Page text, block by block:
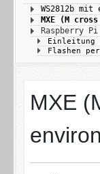
WS2812b mit
MXE (M
Raspberry
Einleitung
Flashen per
MXE